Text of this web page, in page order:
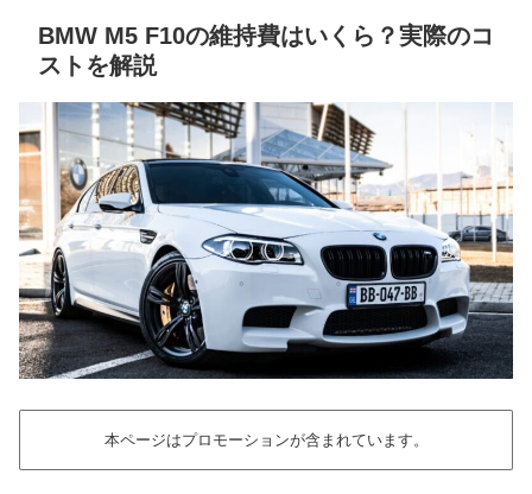
BMW M5 F10の維持費はいくら？実際のコ
ストを解説
本ページはプロモーションが含まれています。